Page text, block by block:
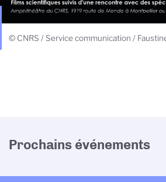
© CNRS / Service communication /
Prochains événements